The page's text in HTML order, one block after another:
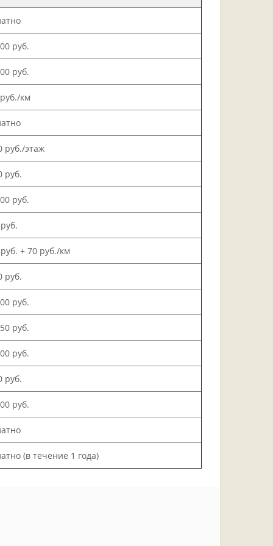
руб.
руб.
км
руб./этаж
руб.
руб.
+ 70 руб./км
руб.
руб.
руб.
руб.
руб.
руб.
(в течение 1 года)